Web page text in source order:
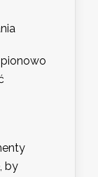
by